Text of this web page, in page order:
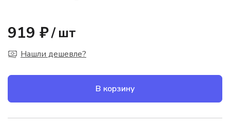
919 ₽/ шт
Нашли дешевле?
В корзину